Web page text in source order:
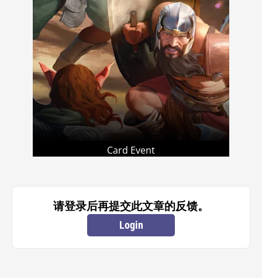
Card Event
请登录后再提交此文章的反馈。
Login